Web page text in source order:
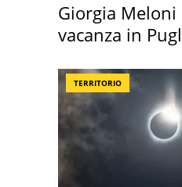
Giorgia Meloni
vacanza in
TERRITORIO